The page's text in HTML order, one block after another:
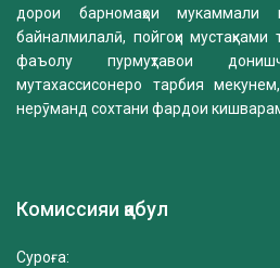
дорои барномаҳои мукаммали
байналмилалӣ, пойгоҳи мустаҳками
фаъолу пурмуҳтавои
мутахассисонеро тарбия
нерӯманд сохтани фардои
Комиссияи қабул
Суроға: